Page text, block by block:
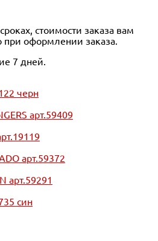
стоимости заказа вам
при оформлении заказа.
7 дней.
черн
арт.59409
арт.59372
арт.59291
син